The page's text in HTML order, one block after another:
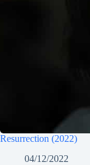
Resurrection (2022)
04/12/2022